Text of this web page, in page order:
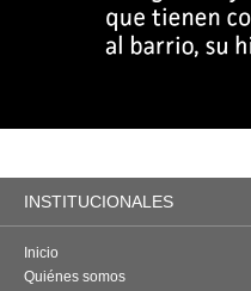
INSTITUCIONALES
Inicio
Quiénes somos